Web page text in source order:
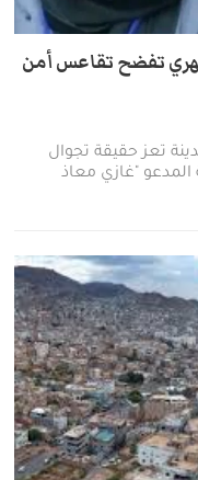
تفضح تقاعس أمن
تعز حقيقة تجوال
المدعو "غازي معاذ